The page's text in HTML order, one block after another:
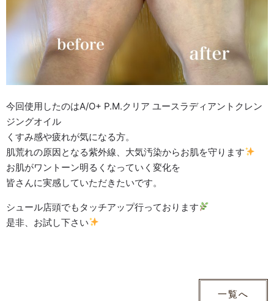
今回使用したのはA/O+ P.M.クリア ユースラディアントクレン
ジングオイル
くすみ感や疲れが気になる方。
肌荒れの原因となる紫外線、大気汚染からお肌を守ります
お肌がワントーン明るくなっていく変化を
皆さんに実感していただきたいです。
シュール店頭でもタッチアップ行っております
是非、お試し下さい
一覧へ